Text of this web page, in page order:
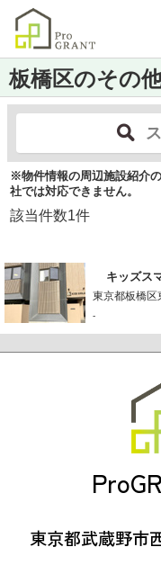
板橋区のその
※物件情報の周辺施設紹介
社では対応できません。
該当件数1件
キッズス
東京都板橋区
-
東京都武蔵野市